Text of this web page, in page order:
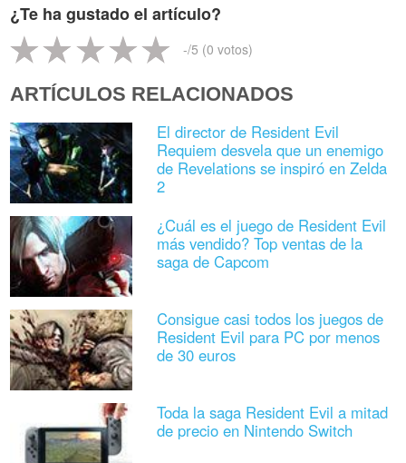
¿Te ha gustado el artículo?
-/5 (0 votos)
ARTÍCULOS RELACIONADOS
El director de Resident Evil
Requiem desvela que un enemigo
de Revelations se inspiró en Zelda
2
¿Cuál es el juego de Resident Evil
más vendido? Top ventas de la
saga de Capcom
Consigue casi todos los juegos de
Resident Evil para PC por menos
de 30 euros
Toda la saga Resident Evil a mitad
de precio en Nintendo Switch